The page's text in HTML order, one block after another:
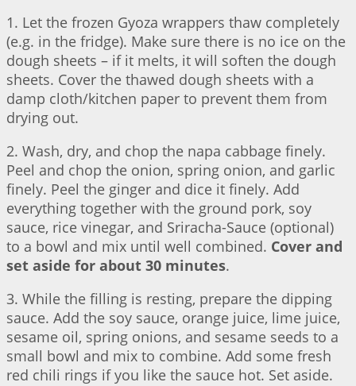
1. Let the frozen Gyoza wrappers thaw completely
(e.g. in the fridge). Make sure there is no ice on the
dough sheets – if it melts, it will soften the dough
sheets. Cover the thawed dough sheets with a
damp cloth/kitchen paper to prevent them from
drying out.
2. Wash, dry, and chop the napa cabbage finely.
Peel and chop the onion, spring onion, and garlic
finely. Peel the ginger and dice it finely. Add
everything together with the ground pork, soy
sauce, rice vinegar, and Sriracha-Sauce (optional)
to a bowl and mix until well combined. Cover and
set aside for about 30 minutes.
3. While the filling is resting, prepare the dipping
sauce. Add the soy sauce, orange juice, lime juice,
sesame oil, spring onions, and sesame seeds to a
small bowl and mix to combine. Add some fresh
red chili rings if you like the sauce hot. Set aside.